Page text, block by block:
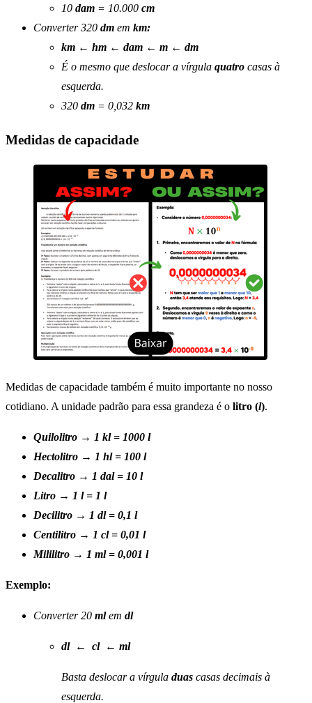
10 dam = 10.000 cm
Converter 320 dm em km:
km ← hm ← dam ← m ← dm
É o mesmo que deslocar a vírgula quatro casas à
esquerda.
320 dm = 0,032 km
Medidas de capacidade
Medidas de capacidade também é muito importante no nosso
cotidiano. A unidade padrão para essa grandeza é o litro (l).
Quilolitro → 1 kl = 1000 l
Hectolitro → 1 hl = 100 l
Decalitro → 1 dal = 10 l
Litro → 1 l = 1 l
Decilitro → 1 dl = 0,1 l
Centilitro → 1 cl = 0,01 l
Mililitro → 1 ml = 0,001 l
Exemplo:
Converter 20 mlem dl
dl← cl ← ml
Basta deslocar a vírgula duas casas decimais à
esquerda.